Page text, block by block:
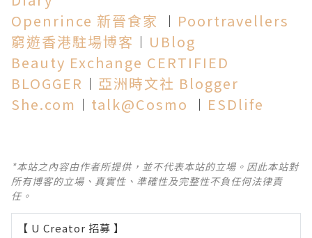
Openrince 新晉食家
︱ Poortravellers
窮遊香港駐場博客 ︱ UBlog
Beauty Exchange CERTIFIED
BLOGGER ︱ 亞洲時文社 Blogger
She.com ︱ talk@Cosmo ︱ ESDlife
*本站之內容由作者所提供，並不代表本站的立場。因此本站對
所有博客的立場、真實性、準確性及完整性不負任何法律責
任。
【 U Creator 招募 】